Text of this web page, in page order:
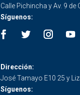
Calle Pichincha y Av. 9
Síguenos:
Dirección:
José Tamayo E10 25 y
Síguenos: